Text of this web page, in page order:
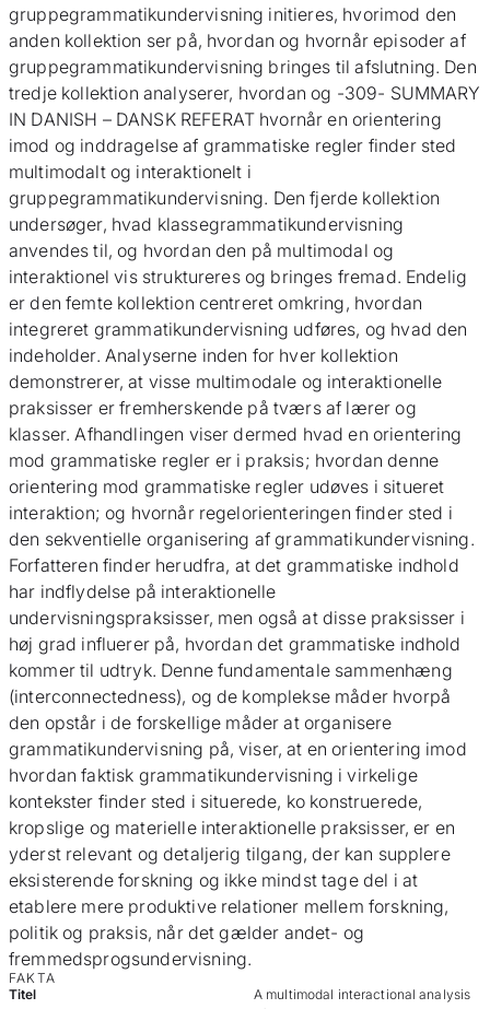
gruppegrammatikundervisning initieres, hvorimod den
anden kollektion ser på, hvordan og hvornår episoder af
gruppegrammatikundervisning bringes til afslutning. Den
tredje kollektion analyserer, hvordan og -309- SUMMARY
IN DANISH – DANSK REFERAT hvornår en orientering
imod og inddragelse af grammatiske regler finder sted
multimodalt og interaktionelt i
gruppegrammatikundervisning. Den fjerde kollektion
undersøger, hvad klassegrammatikundervisning
anvendes til, og hvordan den på multimodal og
interaktionel vis struktureres og bringes fremad. Endelig
er den femte kollektion centreret omkring, hvordan
integreret grammatikundervisning udføres, og hvad den
indeholder. Analyserne inden for hver kollektion
demonstrerer, at visse multimodale og interaktionelle
praksisser er fremherskende på tværs af lærer og
klasser. Afhandlingen viser dermed hvad en orientering
mod grammatiske regler er i praksis; hvordan denne
orientering mod grammatiske regler udøves i situeret
interaktion; og hvornår regelorienteringen finder sted i
den sekventielle organisering af grammatikundervisning.
Forfatteren finder herudfra, at det grammatiske indhold
har indflydelse på interaktionelle
undervisningspraksisser, men også at disse praksisser i
høj grad influerer på, hvordan det grammatiske indhold
kommer til udtryk. Denne fundamentale sammenhæng
(interconnectedness), og de komplekse måder hvorpå
den opstår i de forskellige måder at organisere
grammatikundervisning på, viser, at en orientering imod
hvordan faktisk grammatikundervisning i virkelige
kontekster finder sted i situerede, ko konstruerede,
kropslige og materielle interaktionelle praksisser, er en
yderst relevant og detaljerig tilgang, der kan supplere
eksisterende forskning og ikke mindst tage del i at
etablere mere produktive relationer mellem forskning,
politik og praksis, når det gælder andet- og
fremmedsprogsundervisning.
FAKTA
Titel
A multimodal interactional analysis